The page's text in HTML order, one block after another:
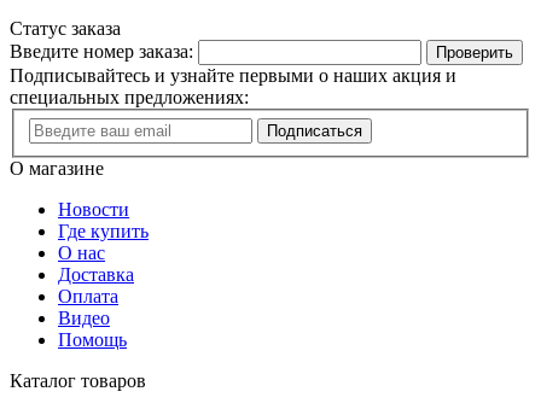
Статус заказа
Введите номер заказа:
Подписывайтесь и узнайте первыми о наших акция и
специальных предложениях:
Подписаться
О магазине
Новости
Где купить
О нас
Доставка
Оплата
Видео
Помощь
Каталог товаров